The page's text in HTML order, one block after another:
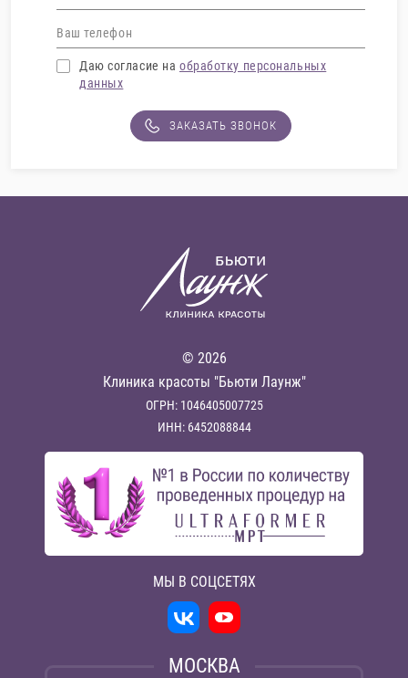
Даю согласие на обработку персональных
данных
ЗАКАЗАТЬ ЗВОНОК
© 2026
Клиника красоты "Бьюти Лаунж"
ОГРН: 1046405007725
ИНН: 6452088844
МЫ В СОЦСЕТЯХ
МОСКВА